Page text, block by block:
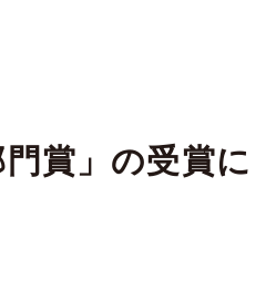
賞」の受賞に